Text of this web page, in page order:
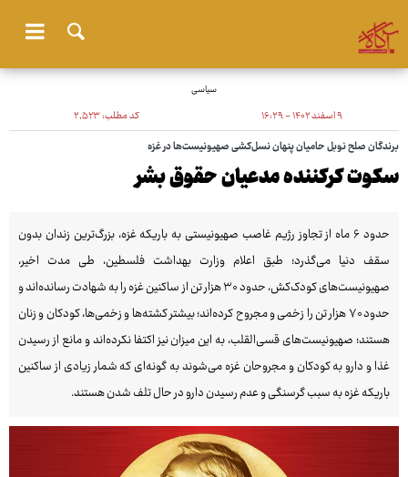
سیاسی
۹ اسفند ۱۴۰۲ - ۱۶:۲۹ کد مطلب:۲٬۵۲۳
برندگان صلح نوبل حامیان پنهان نسل‌کشی صهیونیست‌ها در غزه
سکوت کرکننده مدعیان حقوق بشر
حدود ۶ ماه از تجاوز رژیم غاصب صهیونیستی به باریکه غزه، بزرگ‌ترین زندان بدون
سقف دنیا می‌گذرد؛ طبق اعلام وزارت بهداشت فلسطین، طی مدت اخیر،
صهیونیست‌های کودک‌کش، حدود ۳۰ هزار تن از ساکنین غزه را به شهادت رسانده‌اند و
حدود ۷۰ هزار تن را زخمی و مجروح کرده‌اند؛ بیشتر کشته‌ها و زخمی‌ها، کودکان و زنان
هستند؛ صهیونیست‌های قسی‌القلب، به این میزان نیز اکتفا نکرده‌اند و مانع از رسیدن
غذا و دارو به کودکان و مجروحان غزه می‌شوند به گونه‌ای که شمار زیادی از ساکنین
باریکه غزه به سبب گرسنگی و عدم رسیدن دارو در حال تلف شدن هستند.